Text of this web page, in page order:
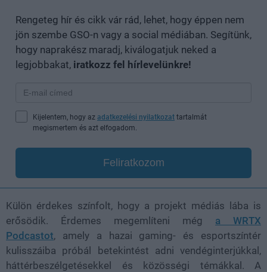
Rengeteg hír és cikk vár rád, lehet, hogy éppen nem
jön szembe GSO-n vagy a social médiában. Segítünk,
hogy naprakész maradj, kiválogatjuk neked a
legjobbakat, iratkozz fel hírlevelünkre!
Kijelentem, hogy az adatkezelési nyilatkozat tartalmát
megismertem és azt elfogadom.
Feliratkozom
Külön érdekes színfolt, hogy a projekt médiás lába is
erősödik. Érdemes megemlíteni még a WRTX
Podcastot, amely a hazai gaming- és esportszíntér
kulisszáiba próbál betekintést adni vendéginterjúkkal,
háttérbeszélgetésekkel és közösségi témákkal. A